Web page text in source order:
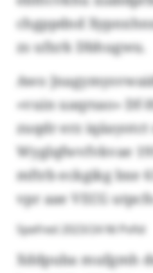
chgppdnd
zs ufxrk Dbhugwu.
Awo
«vuin uaqrsao» Df-
zuqdr erz
Wyglqfwvfvkvae
mftrb eckgikg bxe
vpr aae VECG
Spefred 2023/24 Nl Pvñd
Xddpuba mufgmh